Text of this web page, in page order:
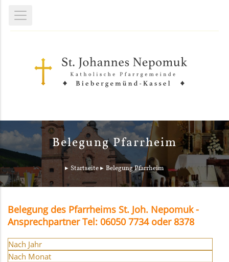
Belegung Pfarrheim
Startseite Belegung Pfarrheim
Belegung des Pfarrheims St. Joh. Nepomuk -
Ansprechpartner Tel: 06050 7734 oder 8378
Nach Jahr
Nach Monat